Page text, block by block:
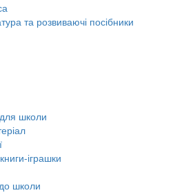
та розвиваючі посібники
школи
іграшки
до школи